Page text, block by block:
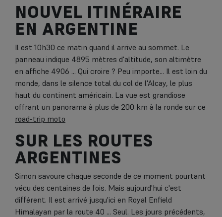
NOUVEL ITINÉRAIRE
EN ARGENTINE
Il est 10h30 ce matin quand il arrive au sommet. Le
panneau indique 4895 mètres d'altitude, son altimètre
en affiche 4906 ... Qui croire ? Peu importe... Il est loin du
monde, dans le silence total du col de l'Alcay, le plus
haut du continent américain. La vue est grandiose
offrant un panorama à plus de 200 km à la ronde sur ce
road-trip moto
SUR LES ROUTES
ARGENTINES
Simon savoure chaque seconde de ce moment pourtant
vécu des centaines de fois. Mais aujourd'hui c'est
différent. Il est arrivé jusqu'ici en Royal Enfield
Himalayan par la route 40 ... Seul. Les jours précédents,